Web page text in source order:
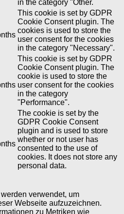
in the category "Other.
This cookie is set by GDPR
Cookie Consent plugin. The
cookies is used to store the
user consent for the cookies
in the category "Necessary".
This cookie is set by GDPR
Cookie Consent plugin. The
cookie is used to store the
user consent for the cookies
in the category
"Performance".
The cookie is set by the
GDPR Cookie Consent
plugin and is used to store
whether or not user has
consented to the use of
cookies. It does not store any
personal data.
verwendet, um
Webseite aufzuzeichnen.
zu Metriken wie